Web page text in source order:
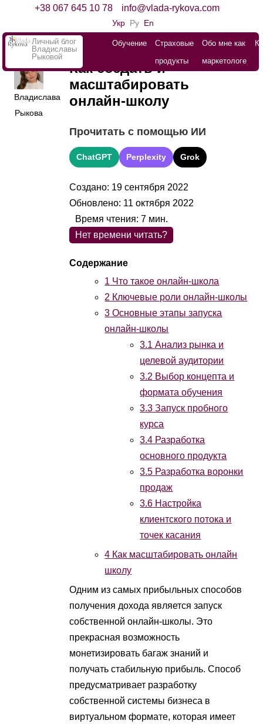
+38 067 645 10 78 info@vlada-rykova.com
Укр Ру En
Личный блог
Владиславы
Рыковой
Обучение
Страховые
продукты
Обо мне как
маркетологе
Владислава
Рыкова
Как создать и
масштабировать
онлайн-школу
Прочитать с помощью ИИ
ChatGPT Perplexity Grok
Создано: 19 сентября 2022
Обновлено: 11 октября 2022
Нет времени читать?
1 Что такое онлайн-школа
2 Ключевые роли онлайн-школы
3 Основные этапы запуска
онлайн-школы
3.1 Анализ рынка и
целевой аудитории
3.2 Выбор концепта и
формата обучения
3.3 Запуск пробного
курса
3.4 Разработка
основного продукта
3.5 Разработка воронки
продаж
3.6 Настройка
клиентского потока и
точек касания
4 Как масштабировать онлайн
школу
Время чтения:7 мин.
Одним из самых прибыльных способов
получения дохода является запуск
собственной онлайн-школы. Это
прекрасная возможность
монетизировать багаж знаний и
получать стабильную прибыль. Способ
предусматривает разработку
собственной системы бизнеса в
виртуальном формате, которая имеет